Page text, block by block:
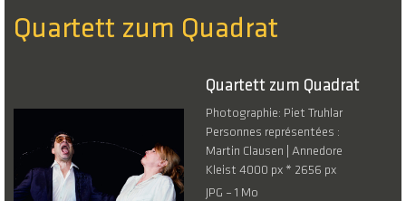
Quartett zum Quadrat
Quartett zum Quadrat
Photographie: Piet Truhlar
Personnes représentées :
Martin Clausen | Annedore
Kleist 4000 px * 2656 px
JPG – 1 Mo